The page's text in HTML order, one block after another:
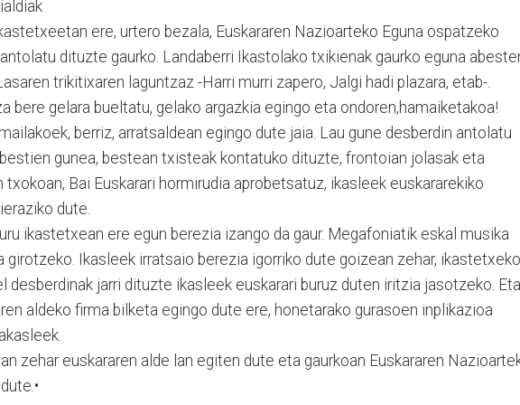
ere, urtero bezala, Euskararen Nazioarteko Eguna ospatzeko
dituzte gaurko. Landaberri Ikastolako txikienak gaurko eguna
trikitixaren laguntzaz -Harri murri zapero, Jalgi hadi plazara, etab-.
bere gelara bueltatu, gelako argazkia egingo eta ondoren,hamaiketakoa!
berriz, arratsaldean egingo dute jaia. Lau gune desberdin antolatu
gunea, bestean txisteak kontatuko dituzte, frontoian jolasak eta
txokoan, Bai Euskarari hormirudia aprobetsatuz, ikasleek euskararekiko
dute.
ikastetxean ere egun berezia izango da gaur. Megafoniatik eskal musika
girotzeko. Ikasleek irratsaio berezia igorriko dute goizean zehar, ikastetxeko
desberdinak jarri dituzte ikasleek euskarari buruz duten iritzia jasotzeko.
aldeko firma bilketa egingo dute ere, honetarako gurasoen inplikazioa
zehar euskararen alde lan egiten dute eta gaurkoan Euskararen